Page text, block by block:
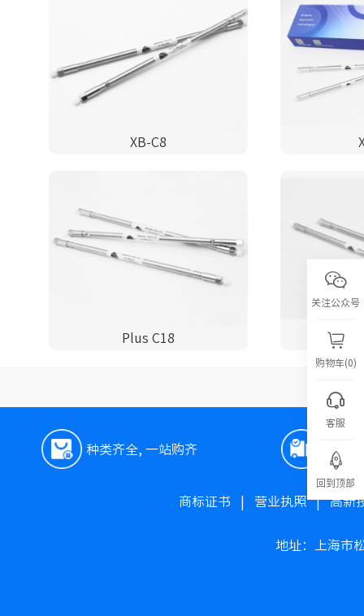
XB-C8
Plus C18
种类齐全, 一站购齐 极速
商标证书 营业执照|高新
地址：上海市
关注公众号
购物车(0)
客服
回到顶部